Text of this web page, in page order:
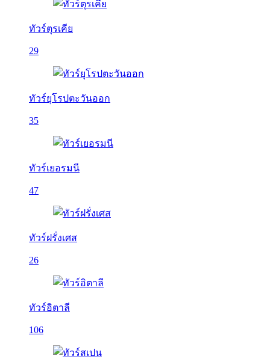
ทัวร์ตุรเคีย
29
ทัวร์ยุโรปตะวันออก
35
ทัวร์เยอรมนี
47
ทัวร์ฝรั่งเศส
26
ทัวร์อิตาลี
106